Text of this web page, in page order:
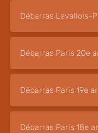
Débarras Levallois-
Débarras Paris 20e
Débarras Paris 19e
Débarras Paris 18e